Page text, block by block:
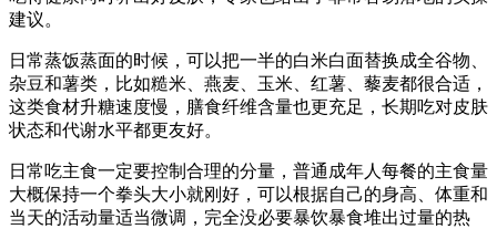
建议。
日常蒸饭蒸面的时候，可以把一半的白米白面替换成全谷物、
杂豆和薯类，比如糙米、燕麦、玉米、红薯、藜麦都很合适，
这类食材升糖速度慢，膳食纤维含量也更充足，长期吃对皮肤
状态和代谢水平都更友好。
日常吃主食一定要控制合理的分量，普通成年人每餐的主食量
大概保持一个拳头大小就刚好，可以根据自己的身高、体重和
当天的活动量适当微调，完全没必要暴饮暴食堆出过量的热